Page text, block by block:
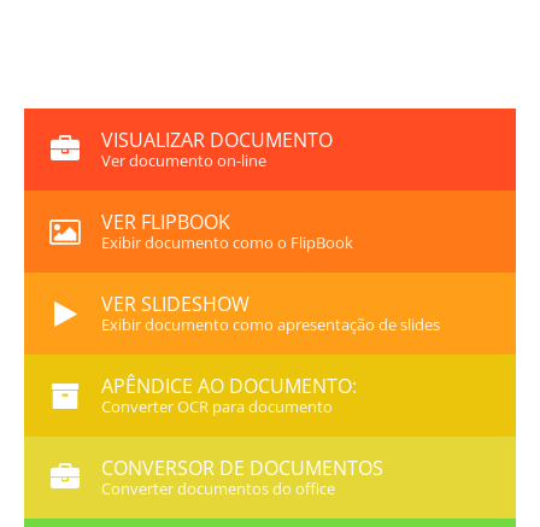
VISUALIZAR DOCUMENTO
Ver documento on-line
VER FLIPBOOK
Exibir documento como o FlipBook
VER SLIDESHOW
Exibir documento como apresentação de slides
APÊNDICE AO DOCUMENTO:
Converter OCR para documento
CONVERSOR DE DOCUMENTOS
Converter documentos do office